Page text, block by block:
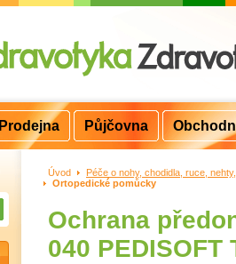
Úvod >
Péče o nohy, chodidla, ruce,
Ortopedické pomůcky
Ochrana
040 PEDISOFT
Prodejna Půjčovna